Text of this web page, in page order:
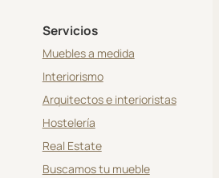
Servicios
Muebles a medida
Interiorismo
Arquitectos e interioristas
Hostelería
Real Estate
Buscamos tu mueble